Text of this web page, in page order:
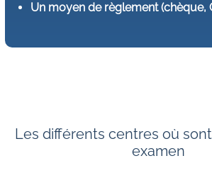
Un moyen de règlement (chèque,
Les différents centres où
examen